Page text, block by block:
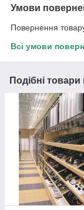
Умови
Повернення
Всі умови
Подібні товари